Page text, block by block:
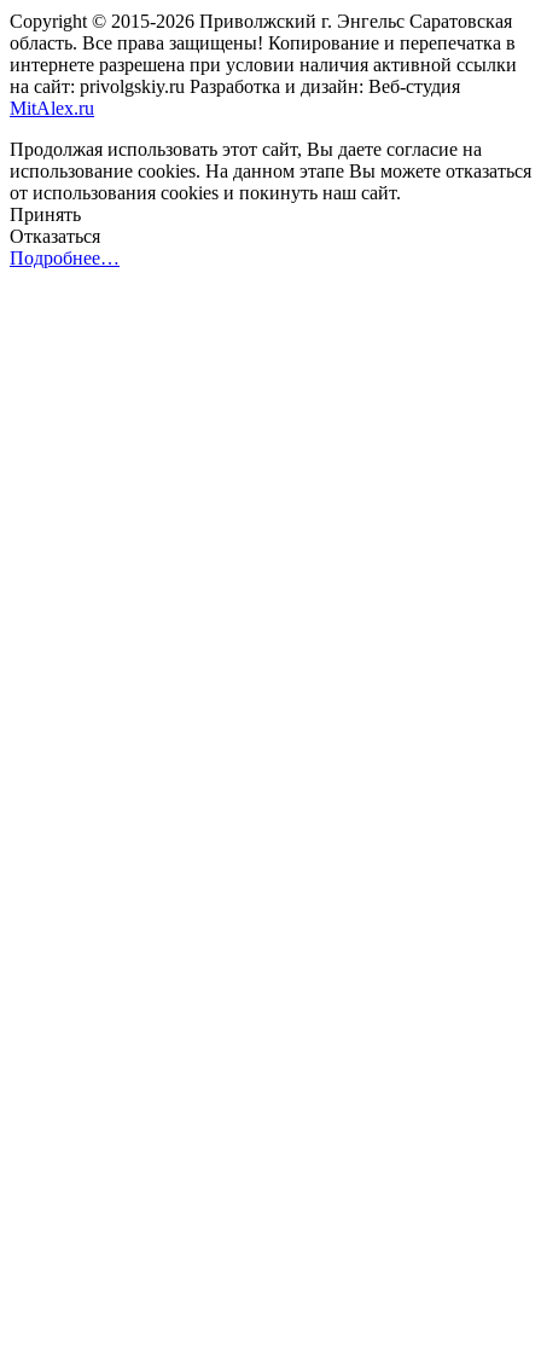
Copyright © 2015-2026 Приволжский г. Энгельс Саратовская
область. Все права защищены! Копирование и перепечатка в
интернете разрешена при условии наличия активной ссылки
на сайт: privolgskiy.ru Разработка и дизайн: Веб-студия
MitAlex.ru
Продолжая использовать этот сайт, Вы даете согласие на
использование cookies. На данном этапе Вы можете отказаться
от использования cookies и покинуть наш сайт.
Принять
Отказаться
Подробнее…